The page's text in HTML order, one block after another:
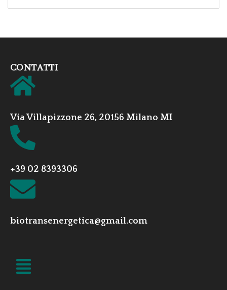
CONTATTI
Via Villapizzone 26, 20156 Milano MI
+39 02 8393306
biotransenergetica@gmail.com